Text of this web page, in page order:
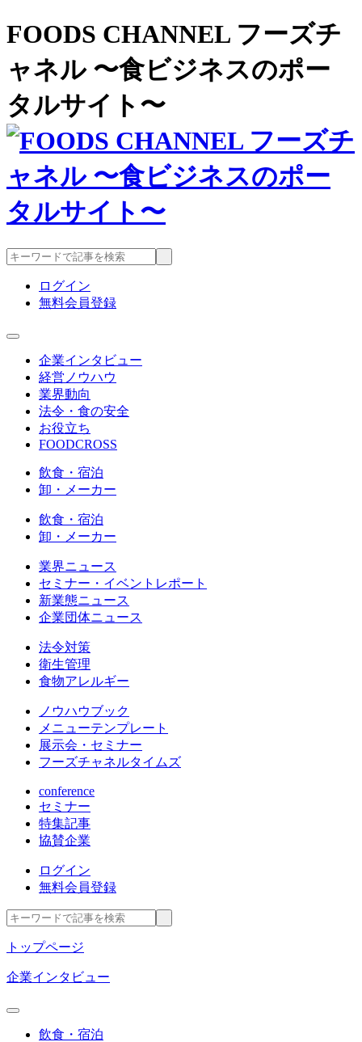
FOODS CHANNEL フーズチ
ャネル 〜食ビジネスのポー
タルサイト〜
ログイン
無料会員登録
企業インタビュー
経営ノウハウ
業界動向
法令・食の安全
お役立ち
FOODCROSS
飲食・宿泊
卸・メーカー
飲食・宿泊
卸・メーカー
業界ニュース
セミナー・イベントレポート
新業態ニュース
企業団体ニュース
法令対策
衛生管理
食物アレルギー
ノウハウブック
メニューテンプレート
展示会・セミナー
フーズチャネルタイムズ
conference
セミナー
特集記事
協賛企業
ログイン
無料会員登録
トップページ
企業インタビュー
飲食・宿泊